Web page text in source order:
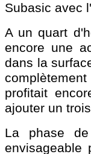
Subasic avec
A un quart
encore une
dans la
profitait
ajouter un
La phase
envisageable